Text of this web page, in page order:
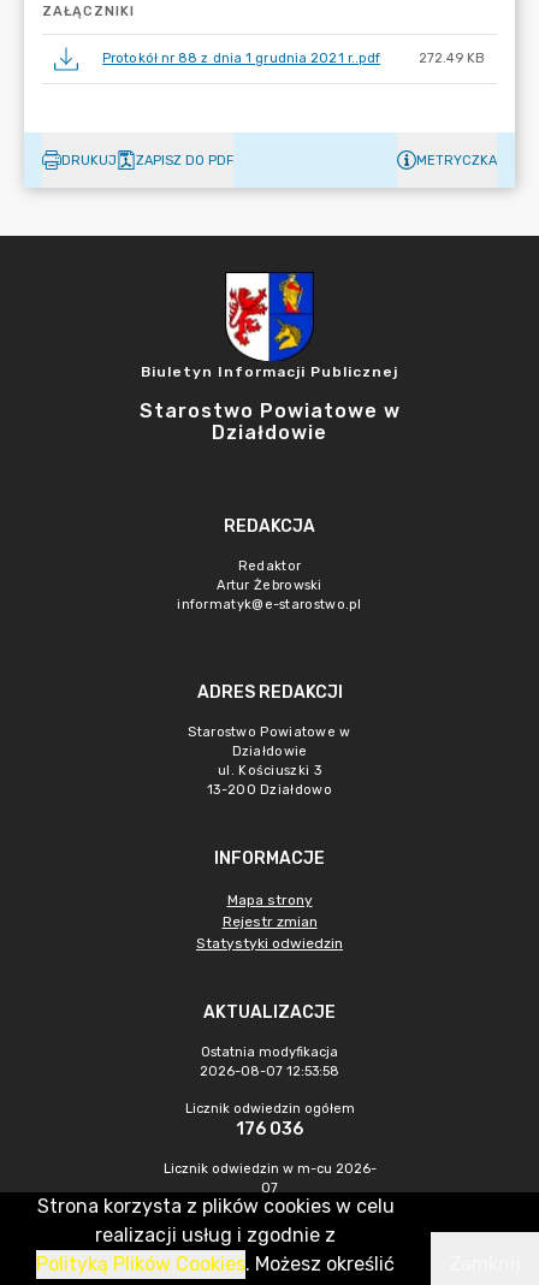
ZAŁĄCZNIKI
Protokół nr 88 z dnia 1 grudnia 2021 r..pdf 272.49 KB
DRUKUJ ZAPISZ DO PDF METRYCZKA
Biuletyn Informacji Publicznej
Starostwo Powiatowe w
Działdowie
REDAKCJA
Redaktor
Artur Żebrowski
informatyk@e-starostwo.pl
ADRES REDAKCJI
Starostwo Powiatowe w
Działdowie
ul. Kościuszki 3
13-200 Działdowo
INFORMACJE
Mapa strony
Rejestr zmian
Statystyki odwiedzin
AKTUALIZACJE
Ostatnia modyfikacja
2026-08-07 12:53:58
Licznik odwiedzin ogółem
176 036
Licznik odwiedzin w m-cu 2026-
07
421
CMS & Hosting: Nefeni Sp. z o.o.
Strona korzysta z plików cookies w celu
realizacji usług i zgodnie z
Polityką Plików Cookies. Możesz określić